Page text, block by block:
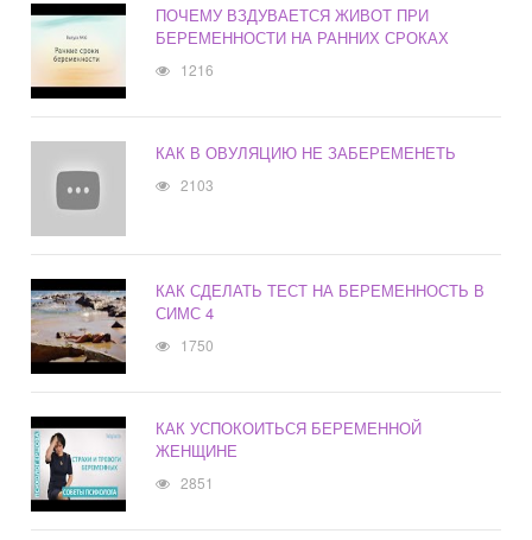
ПОЧЕМУ ВЗДУВАЕТСЯ ЖИВОТ ПРИ
БЕРЕМЕННОСТИ НА РАННИХ СРОКАХ
1216
КАК В ОВУЛЯЦИЮ НЕ ЗАБЕРЕМЕНЕТЬ
2103
КАК СДЕЛАТЬ ТЕСТ НА БЕРЕМЕННОСТЬ В
СИМС 4
1750
КАК УСПОКОИТЬСЯ БЕРЕМЕННОЙ
ЖЕНЩИНЕ
2851